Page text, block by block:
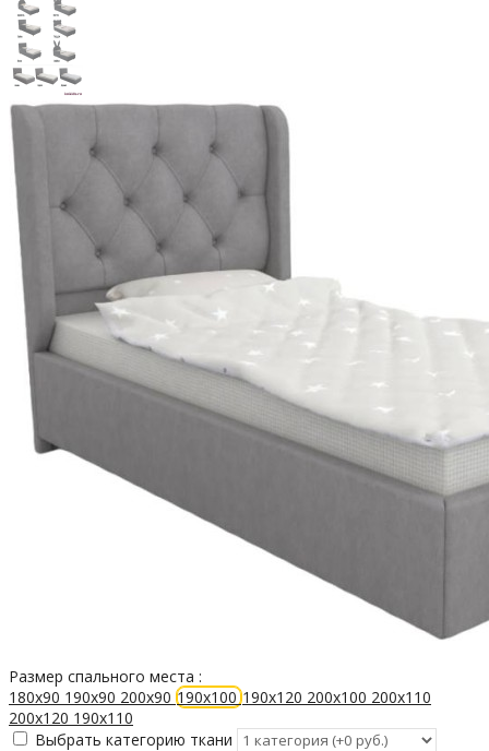
Размер спального места :
180х90 190х90 200х90 190х100190х120 200х100 200х110
200х120 190х110
Выбрать категорию ткани